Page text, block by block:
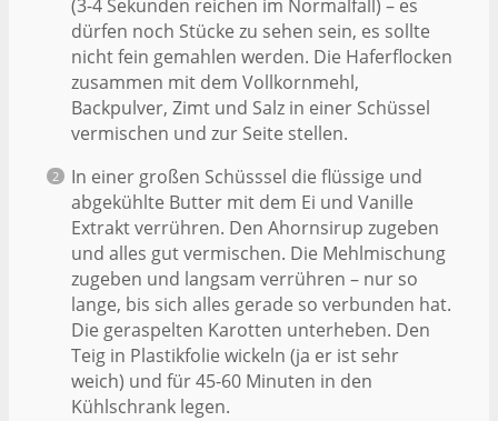
(3-4 Sekunden reichen im Normalfall) – es
dürfen noch Stücke zu sehen sein, es sollte
nicht fein gemahlen werden. Die Haferflocken
zusammen mit dem Vollkornmehl,
Backpulver, Zimt und Salz in einer Schüssel
vermischen und zur Seite stellen.
In einer großen Schüsssel die flüssige und
abgekühlte Butter mit dem Ei und Vanille
Extrakt verrühren. Den Ahornsirup zugeben
und alles gut vermischen. Die Mehlmischung
zugeben und langsam verrühren – nur so
lange, bis sich alles gerade so verbunden hat.
Die geraspelten Karotten unterheben. Den
Teig in Plastikfolie wickeln (ja er ist sehr
weich) und für 45-60 Minuten in den
Kühlschrank legen.